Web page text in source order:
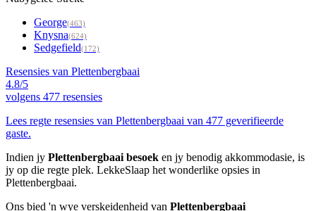
George(463)
Knysna(624)
Sedgefield(172)
Resensies van Plettenbergbaai
4.8/5
volgens 477 resensies
Lees regte resensies van Plettenbergbaai van 477 geverifieerde
gaste.
Indien jy Plettenbergbaai besoek en jy benodig akkommodasie, is
jy op die regte plek. LekkeSlaap het wonderlike opsies in
Plettenbergbaai.
Ons bied 'n wye verskeidenheid van Plettenbergbaai